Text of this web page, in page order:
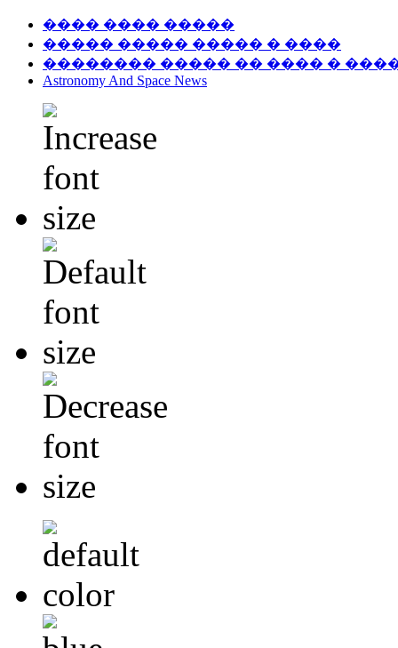
���� ���� �����
����� ����� ����� � ����
�������� ����� �� ���� �
Astronomy And Space News